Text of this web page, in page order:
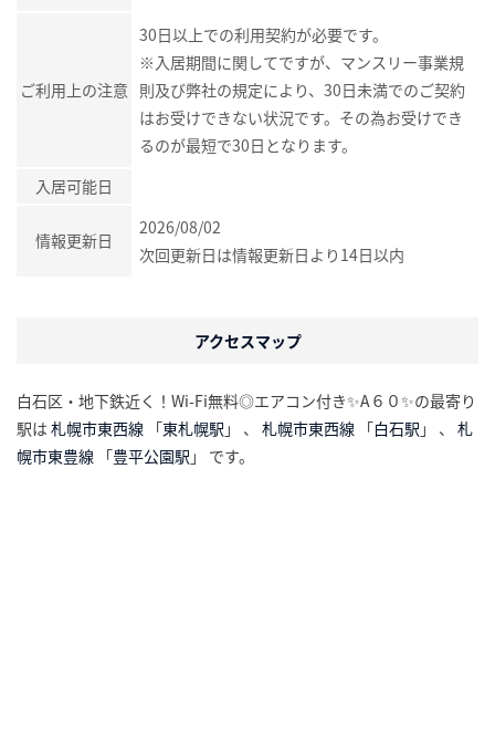
ご利用上の注意
30日以上での利用契約が必要です。
※入居期間に関してですが、マンスリー事業規
則及び弊社の規定により、30日未満でのご契約
はお受けできない状況です。その為お受けでき
るのが最短で30日となります。
入居可能日
情報更新日
2026/08/02
次回更新日は情報更新日より14日以内
アクセスマップ
白石区・地下鉄近く！Wi-Fi無料◎エアコン付き✨A６０✨の最寄り
駅は 札幌市東西線 「東札幌駅 」 、 札幌市東西線 「白石駅 」 、 札
幌市東豊線 「豊平公園駅 」 です。